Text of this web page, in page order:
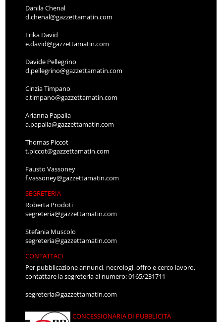
Danila Chenal
d.chenal@gazzettamatin.com
Erika David
e.david@gazzettamatin.com
Davide Pellegrino
d.pellegrino@gazzettamatin.com
Cinzia Timpano
c.timpano@gazzettamatin.com
Arianna Papalia
a.papalia@gazzettamatin.com
Thomas Piccot
t.piccot@gazzettamatin.com
Fausto Vassoney
f.vassoney@gazzettamatin.com
SEGRETERIA
Roberta Prodoti
segreteria@gazzettamatin.com
Stefania Muscolo
segreteria@gazzettamatin.com
CONTATTACI
Per pubblicazione annunci, necrologi, offro e cerco lavoro,
contattare la segreteria al numero: 0165/231711
segreteria@gazzettamatin.com
CONCESSIONARIA DI PUBBLICITÀ